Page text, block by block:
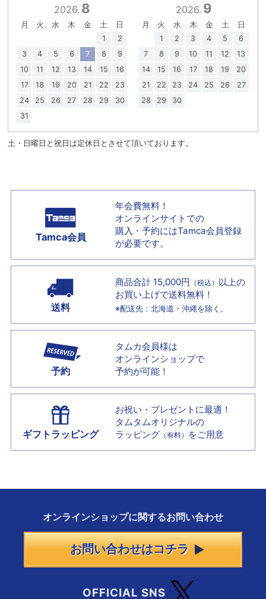
2026. 8
月 火 水 木 金 土
日
1
2
3
4 5 6 7 8
9
10
11 12 13 14 15
16
17
18 19 20 21 22
23
24
25 26 27 28 29
30
31
2026. 9
月 火 水 木 金 土
日
1
2 3 4 5
6
7
8 9 10 11 12
13
14
15 16 17 18 19
20
21
22 23 24 25 26
27
28
29 30
土・日曜日と祝日は定休日とさせて頂いております。
Tamca会員
年会費無料！
オンラインサイトでの
購入・予約にはTamca会員登録
が必要です。
送料
商品合計 15,000円 （税込） 以上の
お買い上げで送料無料！
※配送先：北海道・沖縄を除く。
予約
タムカ会員様は
オンラインショップで
予約が可能！
ギフトラッピング
お祝い・プレゼントに最適！
タムタムオリジナルの
ラッピング （有料） をご用意
オンラインショップに関するお問い合わせ
お問い合わせはコチラ
OFFICIAL SNS